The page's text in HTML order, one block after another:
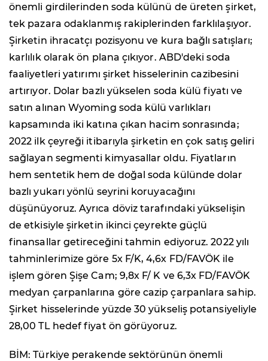
önemli girdilerinden soda külünü de üreten şirket,
tek pazara odaklanmış rakiplerinden farklılaşıyor.
Şirketin ihracatçı pozisyonu ve kura bağlı satışları;
karlılık olarak ön plana çıkıyor. ABD'deki soda
faaliyetleri yatırımı şirket hisselerinin cazibesini
artırıyor. Dolar bazlı yükselen soda külü fiyatı ve
satın alınan Wyoming soda külü varlıkları
kapsamında iki katına çıkan hacim sonrasında;
2022 ilk çeyreği itibarıyla şirketin en çok satış geliri
sağlayan segmenti kimyasallar oldu. Fiyatların
hem sentetik hem de doğal soda külünde dolar
bazlı yukarı yönlü seyrini koruyacağını
düşünüyoruz. Ayrıca döviz tarafındaki yükselişin
de etkisiyle şirketin ikinci çeyrekte güçlü
finansallar getireceğini tahmin ediyoruz. 2022 yılı
tahminlerimize göre 5x F/K, 4,6x FD/FAVÖK ile
işlem gören Şişe Cam; 9,8x F/ K ve 6,3x FD/FAVÖK
medyan çarpanlarına göre cazip çarpanlara sahip.
Şirket hisselerinde yüzde 30 yükseliş potansiyeliyle
28,00 TL hedef fiyat ön görüyoruz.
BİM: Türkiye perakende sektörünün önemli